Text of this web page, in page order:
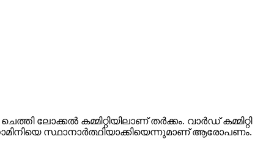
ലോക്കല്‍ കമ്മിറ്റിയിലാണ് തര്‍ക്കം. വാര്‍ഡ് കമ്മിറ്റി
സ്ഥാനാര്‍ത്ഥിയാക്കിയെന്നുമാണ് ആരോപണം.